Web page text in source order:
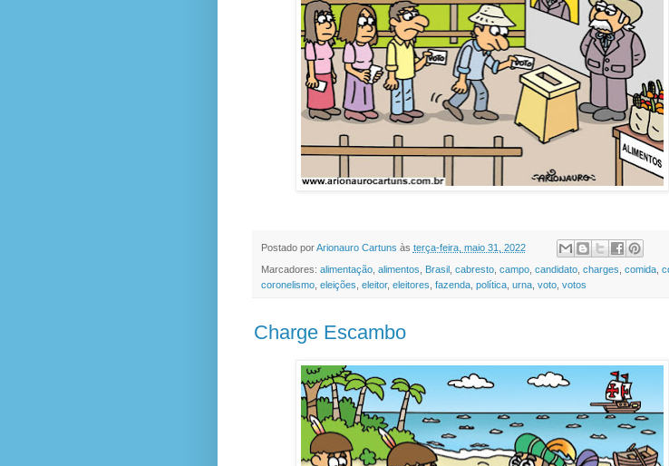
Postado porArionauro Cartuns às terça-feira, maio 31, 2022
Marcadores: alimentação, alimentos, Brasil , cabresto, campo, candidato, charges, comida,
coronelismo, eleições, eleitor, eleitores, fazenda, política, urna, voto, votos
Charge Escambo